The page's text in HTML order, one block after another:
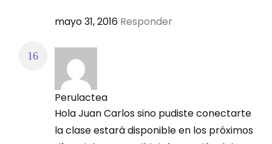
mayo 31, 2016 Responder
Perulactea
Hola Juan Carlos sino pudiste conectarte
la clase estará disponible en los próximos